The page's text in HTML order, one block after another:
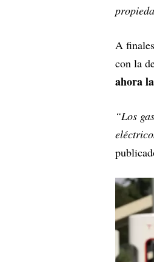
A
con la
ahora
“Los